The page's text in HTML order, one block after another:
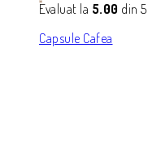
Evaluat la 5.00 din 5
Capsule Cafea